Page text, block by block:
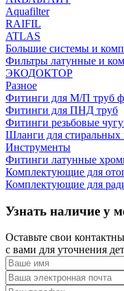
Aquafilter
RAIFIL
ATLAS
Большие системы и
Фильтры латунные и
ЭКОДОКТОР
Разное
Фитинги для М/П труб
Фитинги для ПНД труб
Фитинги резьбовые
Шланги для
Инструменты
Фитинги латунные
Комплектующие для
Комплектующие для
Узнать наличие у
Оставьте свои
с вами для уточнения